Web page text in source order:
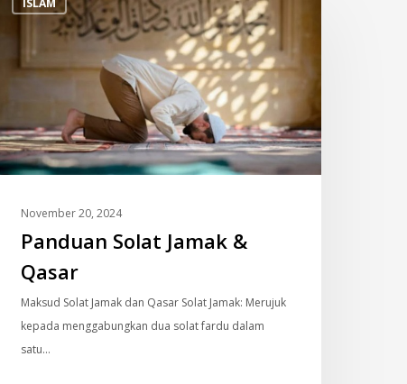
ISLAM
Solat
Qasar
November 20, 2024
Panduan Solat Jamak &
Qasar
Maksud Solat Jamak dan Qasar Solat Jamak: Merujuk
kepada menggabungkan dua solat fardu dalam
satu…